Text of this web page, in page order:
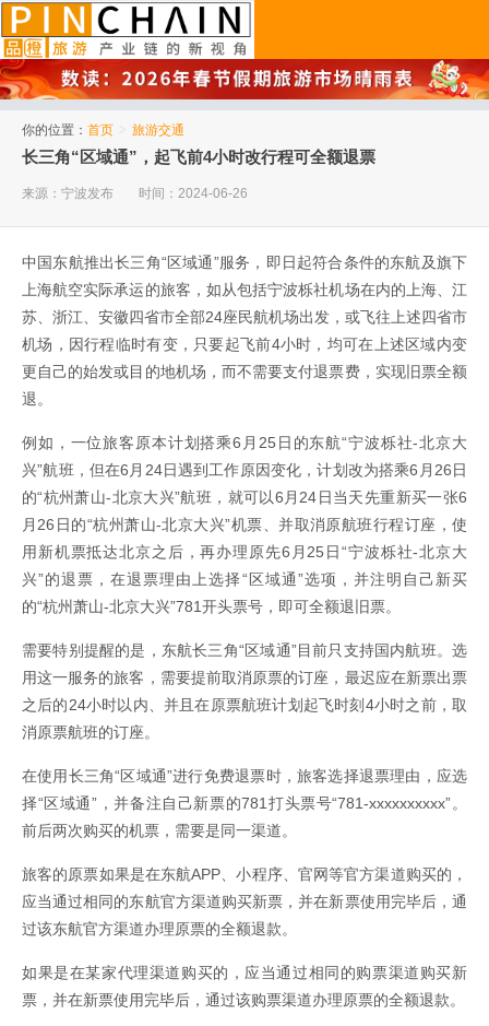
你的位置： 首页 > 旅游交通
长三角“区域通”，起飞前4小时改行程可全额退票
来源：宁波发布 时间：2024-06-26
中国东航推出长三角“区域通”服务，即日起符合条件的东航及旗下
上海航空实际承运的旅客，如从包括宁波栎社机场在内的上海、江
苏、浙江、安徽四省市全部24座民航机场出发，或飞往上述四省市
机场，因行程临时有变，只要起飞前4小时，均可在上述区域内变
更自己的始发或目的地机场，而不需要支付退票费，实现旧票全额
退。
例如，一位旅客原本计划搭乘6月25日的东航“宁波栎社-北京大
兴”航班，但在6月24日遇到工作原因变化，计划改为搭乘6月26日
的“杭州萧山-北京大兴”航班，就可以6月24日当天先重新买一张6
月26日的“杭州萧山-北京大兴”机票、并取消原航班行程订座，使
用新机票抵达北京之后，再办理原先6月25日“宁波栎社-北京大
兴”的退票，在退票理由上选择“区域通”选项，并注明自己新买
的“杭州萧山-北京大兴”781开头票号，即可全额退旧票。
需要特别提醒的是，东航长三角“区域通”目前只支持国内航班。选
用这一服务的旅客，需要提前取消原票的订座，最迟应在新票出票
之后的24小时以内、并且在原票航班计划起飞时刻4小时之前，取
消原票航班的订座。
在使用长三角“区域通”进行免费退票时，旅客选择退票理由，应选
择“区域通”，并备注自己新票的781打头票号“781-xxxxxxxxxx”。
前后两次购买的机票，需要是同一渠道。
旅客的原票如果是在东航APP、小程序、官网等官方渠道购买的，
应当通过相同的东航官方渠道购买新票，并在新票使用完毕后，通
过该东航官方渠道办理原票的全额退款。
如果是在某家代理渠道购买的，应当通过相同的购票渠道购买新
票，并在新票使用完毕后，通过该购票渠道办理原票的全额退款。